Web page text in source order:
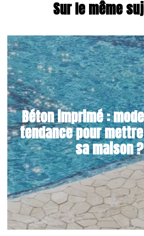
Sur le même
Béton imprimé :
tendance pour
sa maison ?